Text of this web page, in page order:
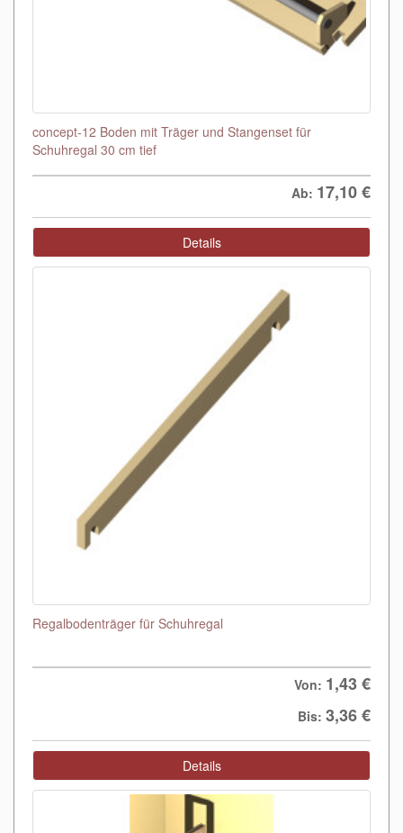
concept-12 Boden mit Träger und Stangenset für
Schuhregal 30 cm tief
Ab: 17,10€
Details
Regalbodenträger für Schuhregal
Von: 1,43 €
Bis: 3,36 €
Details